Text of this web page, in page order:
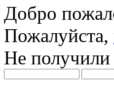
Добро
Пожалуйста,
Не получили